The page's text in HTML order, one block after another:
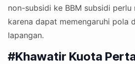
non-subsidi ke BBM subsidi
karena dapat memengaruhi pola
lapangan.
#Khawatir Kuota